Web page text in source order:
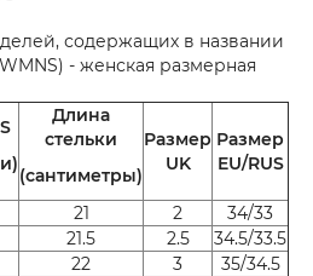
содержащих в названии
- женская размерная
Длина
стельки
(сантиметры)
Размер
UK
Размер
EU/RUS
21 2
34/33
21.5 2.5
34.5/33.5
22 3
35/34.5